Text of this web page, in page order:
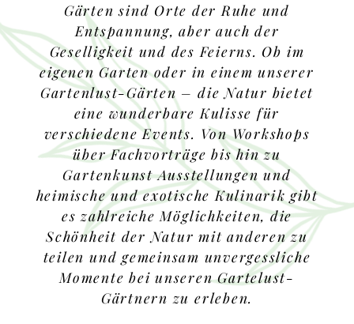
Gärten sind Orte der Ruhe und
Entspannung, aber auch der
Geselligkeit und des Feierns. Ob im
eigenen Garten oder in einem unserer
Gartenlust-Gärten – die Natur bietet
eine wunderbare Kulisse für
verschiedene Events. Von Workshops
über Fachvorträge bis hin zu
Gartenkunst Ausstellungen und
heimische und exotische Kulinarik gibt
es zahlreiche Möglichkeiten, die
Schönheit der Natur mit anderen zu
teilen und gemeinsam unvergessliche
Momente bei unseren Gartelust-
Gärtnern zu erleben.